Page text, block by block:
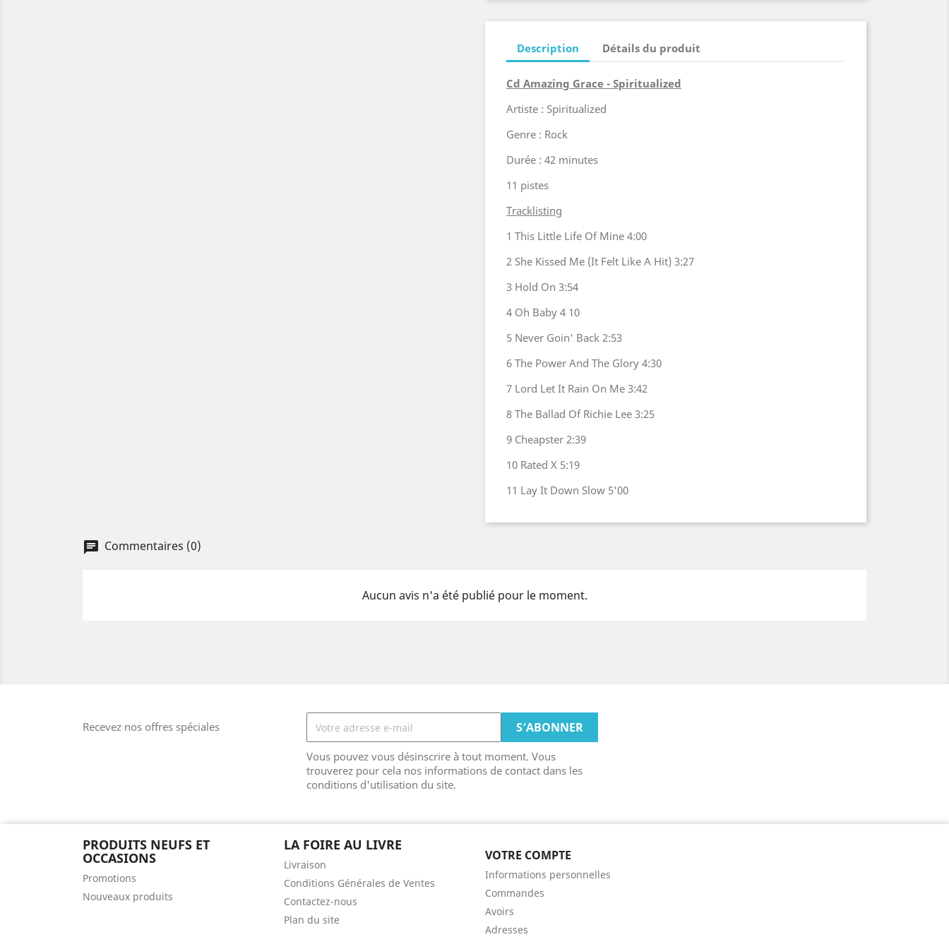
Description Détails du produit
Cd Amazing Grace - Spiritualized
Artiste : Spiritualized
Genre : Rock
Durée : 42 minutes
11 pistes
Tracklisting
1 This Little Life Of Mine 4:00
2 She Kissed Me (It Felt Like A Hit) 3:27
3 Hold On 3:54
4 Oh Baby 4 10
5 Never Goin' Back 2:53
6 The Power And The Glory 4:30
7 Lord Let It Rain On Me 3:42
8 The Ballad Of Richie Lee 3:25
9 Cheapster 2:39
10 Rated X 5:19
11 Lay It Down Slow 5'00
Commentaires (0)
Aucun avis n'a été publié pour le moment.
Recevez nos offres spéciales
Vous pouvez vous désinscrire à tout moment. Vous
trouverez pour cela nos informations de contact dans les
conditions d'utilisation du site.
PRODUITS NEUFS ET
OCCASIONS
Promotions
Nouveaux produits
LA FOIRE AU LIVRE
Livraison
Conditions Générales de Ventes
Contactez-nous
Plan du site
VOTRE COMPTE
Informations personnelles
Commandes
Avoirs
Adresses